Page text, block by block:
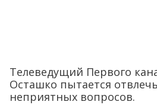
Телеведущий Первого
Осташко пытается
неприятных вопросов.